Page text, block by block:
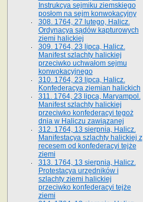
Instrukcya sejmiku ziemskiego
posłom na sejm konwokacyjny
308. 1764, 27 lutego, Halicz.
Ordynacya sądów kapturowych
ziemi halickiej
309. 1764, 23 lipca, Halicz.
Manifest szlachty halickiej
przeciwko uchwałom sejmu
konwokacyjnego
310. 1764, 23 lipca, Halicz.
Konfederacya ziemian halickich
311. 1764, 23 lipca, Maryampol.
Manifest szlachty halickiej
przeciwko konfederacyi tegoż
dnia w Haliczu zawiązanej
312. 1764, 13 sierpnia, Halicz.
Manifestacya szlachty halickiej z
recesem od konfederacyi tejże
ziemi
313. 1764, 13 sierpnia, Halicz.
Protestacya urzędników i
szlachty ziemi halickiej
przeciwko konfederacyi tejże
ziemi